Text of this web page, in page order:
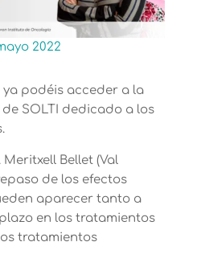
2022
podéis acceder a la
SOLTI dedicado a los
Meritxell Bellet (Val
de los efectos
aparecer tanto a
en los tratamientos
tratamientos